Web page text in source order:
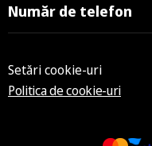
Număr de telefon
Setări cookie-uri
Politica de cookie-uri